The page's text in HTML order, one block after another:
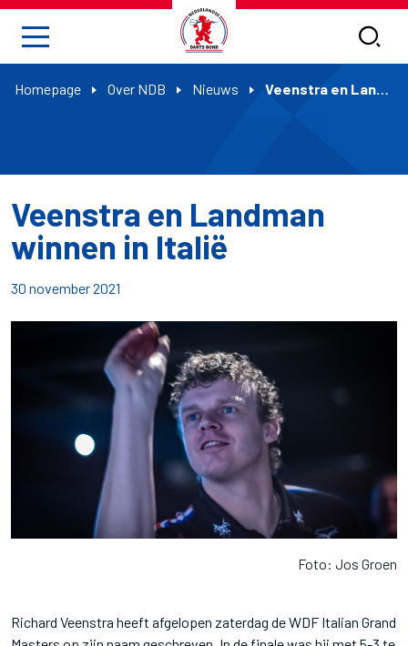
Homepage Over NDB Nieuws Veenstra en Landman winnen in Italië
Veenstra en Landman
winnen in Italië
30 november 2021
Foto: Jos Groen
Richard Veenstra heeft afgelopen zaterdag de WDF Italian Grand